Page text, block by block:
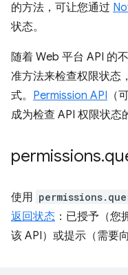
的方法，可让您通过
状态。
随着 Web 平台 API 的
准方法来检查权限状态
式。 Permission API （
成为检查 API 权限状态
permissions.
使用
返回状态 ：已授予（您
该 API）或提示（需要